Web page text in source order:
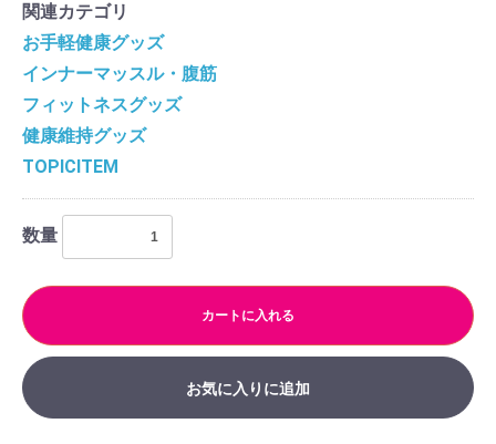
関連カテゴリ
お手軽健康グッズ
インナーマッスル・腹筋
フィットネスグッズ
健康維持グッズ
TOPICITEM
数量
カートに入れる
お気に入りに追加